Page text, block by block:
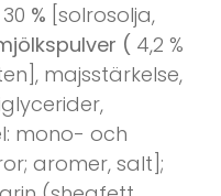
% [solrosolja,
( 4,2 %
majsstärkelse,
mono- och
aromer, salt];